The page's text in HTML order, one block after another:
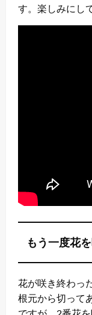
す。楽しみにし
もう一度花
花が咲き終わっ
根元から切って
ですが、2番花